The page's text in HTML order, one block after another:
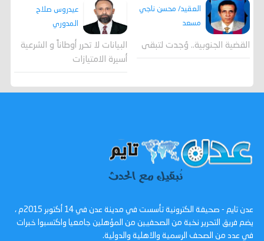
العقيد/ محسن ناجي
مسعد
القضية الجنوبية.. وُجدت لتبقى
عيدروس صلاح
المدوري
البيانات لا تحرر أوطاناً و الشرعية
أسيرة الامتيازات
عدن تايم - صحيفة الكترونية تأسست في مدينة عدن في 14 أكتوبر 2015م ،
يضم فريق التحرير نخبة من الصحفيين من المؤهلين جامعيا واكتسبوا خبرات
في عدد من الصحف الرسمية والاهلية والدولية.